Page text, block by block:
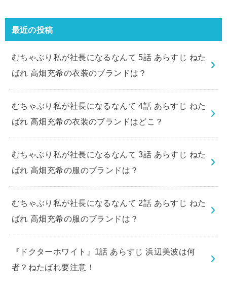
最近の投稿
むちゃぶり私が社長になるなんて 5話 あらすじ ねた
ばれ 高畑充希の衣装のブランドは？
むちゃぶり私が社長になるなんて 4話 あらすじ ねた
ばれ 高畑充希の衣装のブランドはどこ？
むちゃぶり私が社長になるなんて 3話 あらすじ ねた
ばれ 高畑充希の服のブランドは？
むちゃぶり私が社長になるなんて 2話 あらすじ ねた
ばれ 高畑充希の服のブランドは？
『ドクターホワイト』1話 あらすじ 浜辺美波は何
者？ねたばれ要注意！